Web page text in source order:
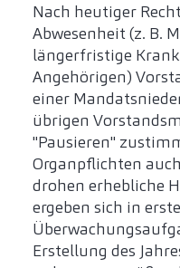
Nach heutiger
Abwesenheit (z. B.
längerfristige
Angehörigen)
einer
übrigen
"Pausieren"
Organpflichten
drohen erhebliche
ergeben sich in
Erstellung des